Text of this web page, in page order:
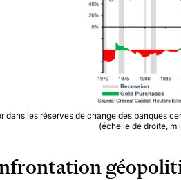
dans les réserves de change des banques
(échelle de droite,